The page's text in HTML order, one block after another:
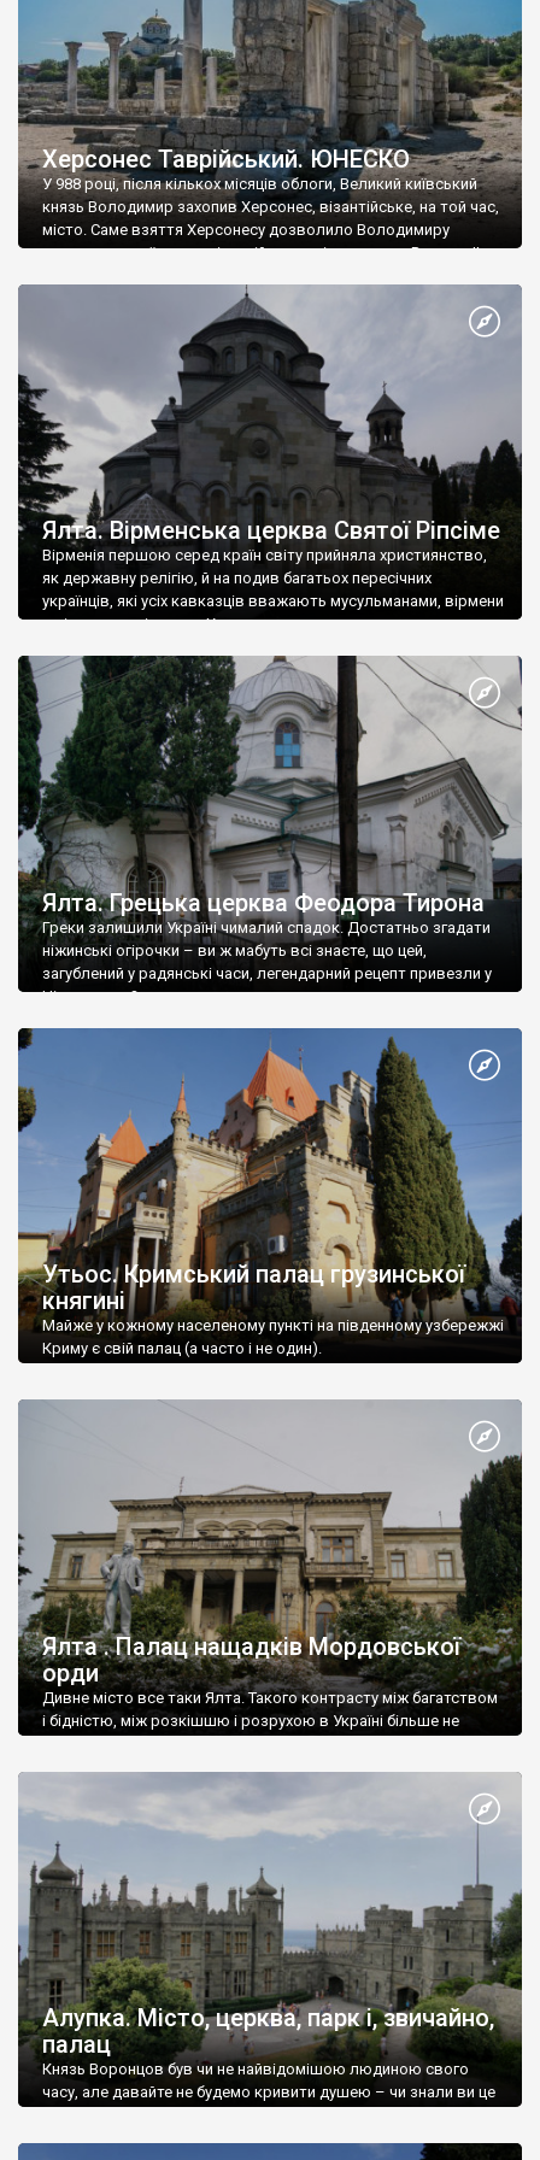
Херсонес Таврійський. ЮНЕСКО
У 988 році, після кількох місяців облоги, Великий київський
князь Володимир захопив Херсонес, візантійське, на той час,
місто. Саме взяття Херсонесу дозволило Володимиру
диктувати свої умови візантійському імператору Василю ІІ, та
Херсонесі Володимир-язичник, став Василем-християнином.
А потім було Хрещення Русі. На честь Херсонесу Таврійського
Ялта. Вірменська церква Святої Ріпсіме
Вірменія першою серед країн світу прийняла християнство,
як державну релігію, й на подив багатьох пересічних
українців, які усіх кавказців вважають мусульманами, вірмени
є відданими вірянами Христа
Ялта. Грецька церква Феодора Тирона
Греки залишили Україні чималий спадок. Достатньо згадати
ніжинські огірочки – ви ж мабуть всі знаєте, що цей,
загублений у радянські часи, легендарний рецепт привезли у
Ніжин греки?
Утьос. Кримський палац грузинської
княгині
Майже у кожному населеному пункті на південному узбережжі
Криму є свій палац (а часто і не один).
Ялта . Палац нащадків Мордовської
орди
Дивне місто все таки Ялта. Такого контрасту між багатством
і бідністю, між розкішшю і розрухою в Україні більше не
Алупка. Місто, церква, парк і, звичайно,
палац
Князь Воронцов був чи не найвідомішою людиною свого
часу, але давайте не будемо кривити душею – чи знали ви це